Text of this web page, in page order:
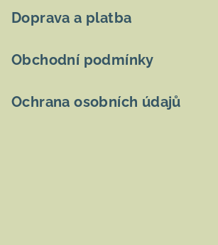
Doprava a platba
Obchodní podmínky
Ochrana osobních údajů